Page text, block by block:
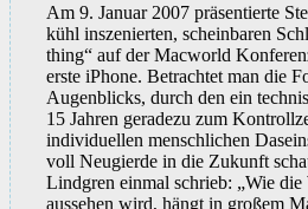
Am 9. Januar 2007 präsentierte
kühl inszenierten, scheinbaren
thing“ auf der Macworld
erste iPhone. Betrachtet man die
Augenblicks, durch den ein
15 Jahren geradezu zum
individuellen menschlichen
voll Neugierde in die Zukunft
Lindgren einmal schrieb: „Wie die
aussehen wird, hängt in großem